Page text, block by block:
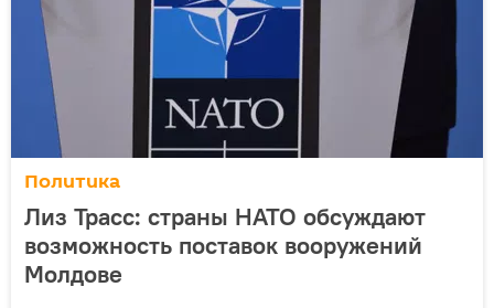
Политика
Лиз Трасс: страны НАТО обсуждают
возможность поставок вооружений
Молдове